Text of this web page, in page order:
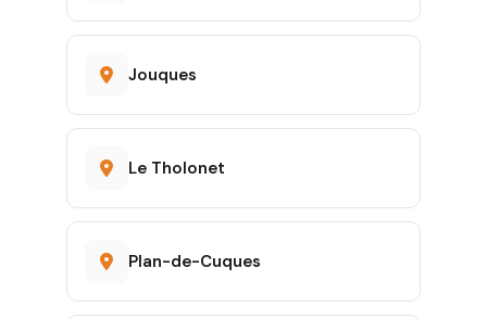
Jouques
Le Tholonet
Plan-de-Cuques